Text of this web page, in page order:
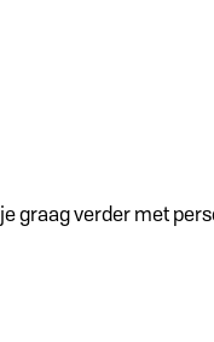
graag verder met